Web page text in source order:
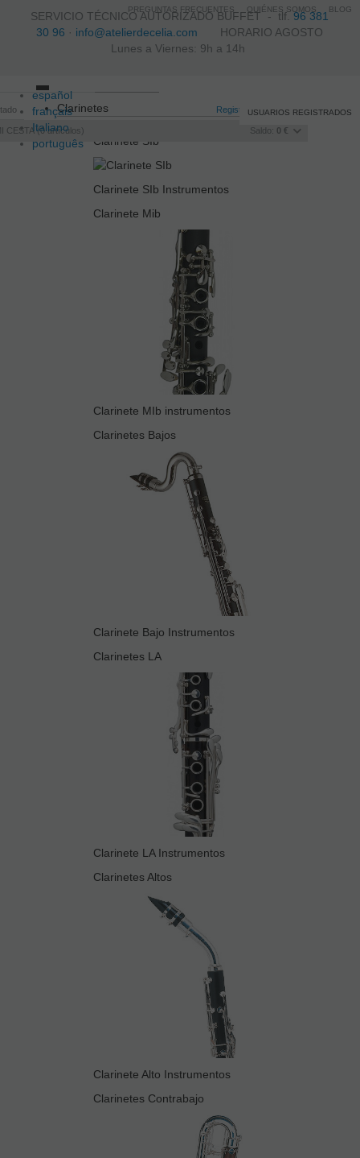
SERVICIO TÉCNICO AUTORIZADO BUFFET -tlf.96 381
30 96 · info@atelierdecelia.com HORARIO AGOSTO
Lunes a Viernes: 9h a 14h
español
français
Italiano
português
Registro /Iniciar sesión
CESTA 0artículos Saldo: 0 €
USUARIOS REGISTRADOS
Toggle
navigation
Clarinetes
Clarinete SIb
Clarinete SIb Instrumentos
Clarinete Mib
Clarinete MIb instrumentos
Clarinetes Bajos
Clarinete Bajo Instrumentos
Clarinetes LA
Clarinete LA Instrumentos
Clarinetes Altos
Clarinete Alto Instrumentos
Clarinetes Contrabajo
PREGUNTAS FRECUENTES QUIÉNES SOMOS BLOG